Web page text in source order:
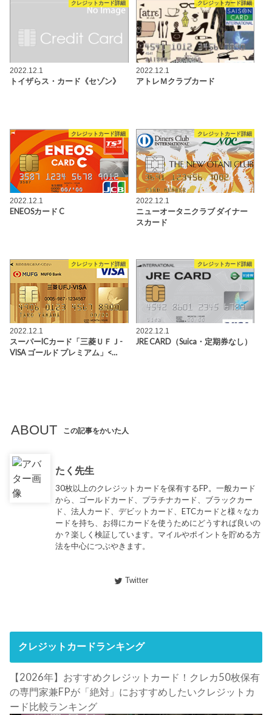
クレジットカード詳細
2022.12.1
トイザらス・カード《セゾン》
クレジットカード詳細
2022.12.1
アトレＭクラブカード
クレジットカード詳細
2022.12.1
ENEOSカード C
クレジットカード詳細
2022.12.1
ニューオータニクラブ ダイナー
スカード
クレジットカード詳細
2022.12.1
スーパーICカード「三菱ＵＦＪ-
VISA ゴールド プレミアム」<…
クレジットカード詳細
2022.12.1
JRE CARD（Suica・定期券なし）
ABOUT この記事をかいた人
たく先生
30枚以上のクレジットカードを保有するFP。一般カード
から、ゴールドカード、プラチナカード、ブラックカー
ド、法人カード、デビットカード、ETCカードと様々なカ
ードを持ち、お得にカードを使うためにどうすれば良いの
か？楽しく検証しています。マイルやポイントを貯める方
法を中心につぶやきます。
Twitter
クレジットカードランキング
【2026年】おすすめクレジットカード！クレカ50枚保有
の専門家兼FPが「絶対」におすすめしたいクレジットカ
ード比較ランキング